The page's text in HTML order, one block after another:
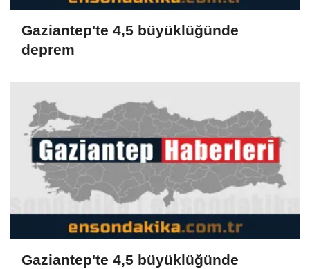
Gaziantep'te 4,5 büyüklüğünde
deprem
Gaziantep'te 4,5 büyüklüğünde